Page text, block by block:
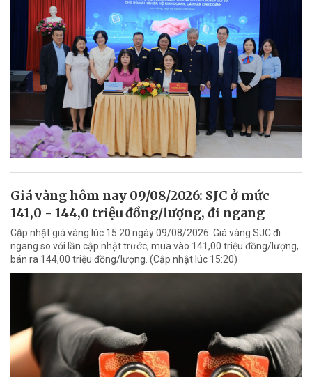
Giá vàng hôm nay 09/08/2026: SJC ở mức
141,0 - 144,0 triệu đồng/lượng, đi ngang
Cập nhật giá vàng lúc 15:20 ngày 09/08/2026: Giá vàng SJC đi
ngang so với lần cập nhật trước, mua vào 141,00 triệu đồng/lượng,
bán ra 144,00 triệu đồng/lượng. (Cập nhật lúc 15:20)